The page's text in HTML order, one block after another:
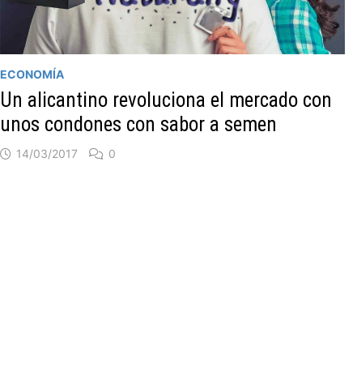
ECONOMÍA
Un alicantino revoluciona el mercado con
unos condones con sabor a semen
14/03/2017 0